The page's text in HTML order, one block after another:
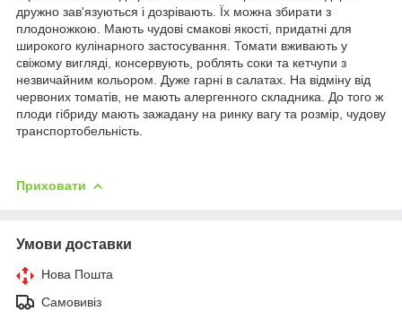
дружно зав'язуються і дозрівають. Їх можна збирати з
плодоножкою. Мають чудові смакові якості, придатні для
широкого кулінарного застосування. Томати вживають у
свіжому вигляді, консервують, роблять соки та кетчупи з
незвичайним кольором. Дуже гарні в салатах. На відміну від
червоних томатів, не мають алергенного складника. До того ж
плоди гібриду мають зажадану на ринку вагу та розмір, чудову
транспортобельність.
Приховати
Умови доставки
Нова Пошта
Самовивіз